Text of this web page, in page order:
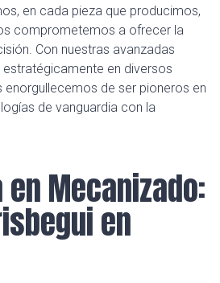
en cada pieza que producimos,
comprometemos a ofrecer la
Con nuestras avanzadas
en diversos
enorgullecemos de ser pioneros en
de vanguardia con la
Mecanizado:
en